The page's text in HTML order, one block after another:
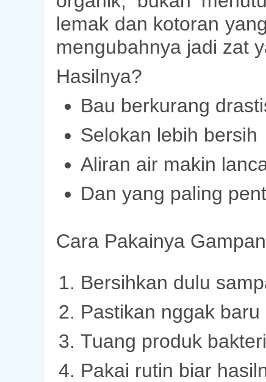
lemak dan kotoran
mengubahnya jadi zat
Hasilnya?
Bau berkurang
Selokan lebih bersih
Aliran air makin
Dan yang paling
Cara Pakainya
Bersihkan dulu
Pastikan nggak
Tuang produk
Pakai rutin biar